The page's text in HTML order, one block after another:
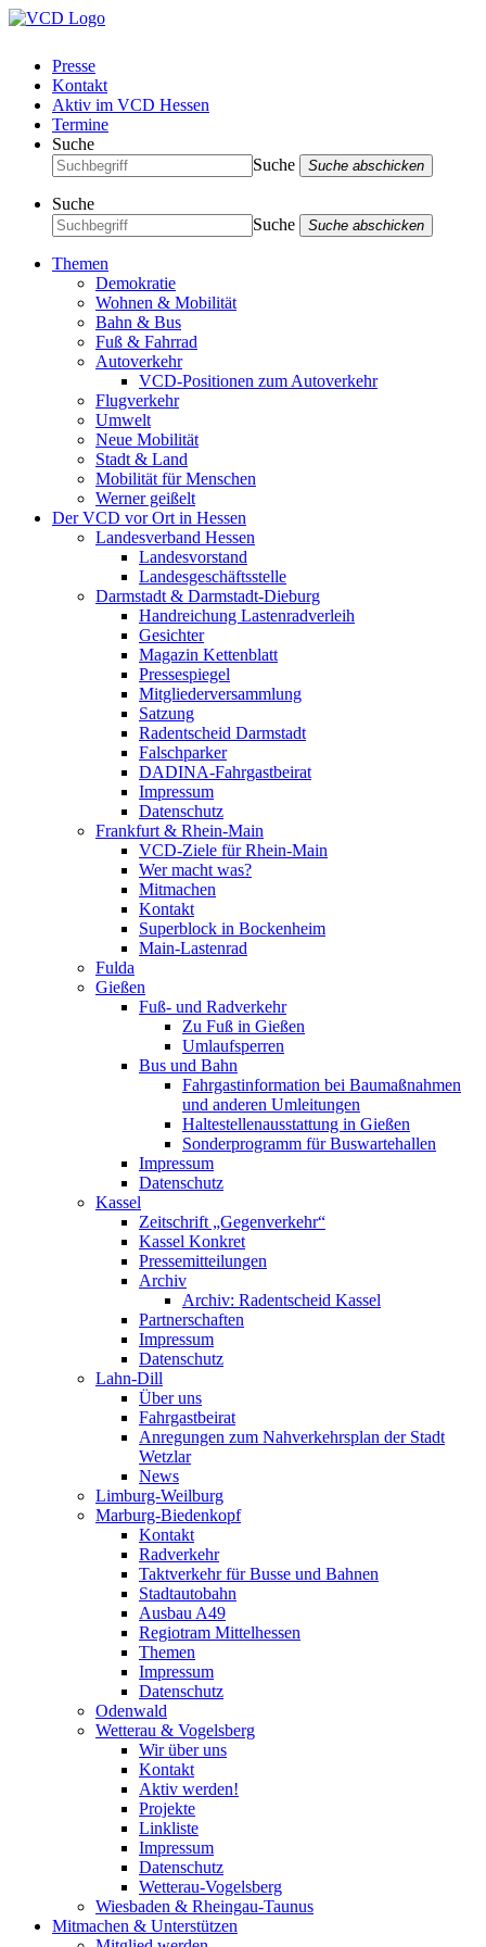
Presse
Kontakt
Aktiv im VCD Hessen
Termine
Suche
Suche
Suche abschicken
Suche
Suche
Suche abschicken
Themen
Demokratie
Wohnen & Mobilität
Bahn & Bus
Fuß & Fahrrad
Autoverkehr
VCD-Positionen zum Autoverkehr
Flugverkehr
Umwelt
Neue Mobilität
Stadt & Land
Mobilität für Menschen
Werner geißelt
Der VCD vor Ort in Hessen
Landesverband Hessen
Landesvorstand
Landesgeschäftsstelle
Darmstadt & Darmstadt-Dieburg
Handreichung Lastenradverleih
Gesichter
Magazin Kettenblatt
Pressespiegel
Mitgliederversammlung
Satzung
Radentscheid Darmstadt
Falschparker
DADINA-Fahrgastbeirat
Impressum
Datenschutz
Frankfurt & Rhein-Main
VCD-Ziele für Rhein-Main
Wer macht was?
Mitmachen
Kontakt
Superblock in Bockenheim
Main-Lastenrad
Fulda
Gießen
Fuß- und Radverkehr
Zu Fuß in Gießen
Umlaufsperren
Bus und Bahn
Fahrgastinformation bei Baumaßnahmen
und anderen Umleitungen
Haltestellenausstattung in Gießen
Sonderprogramm für Buswartehallen
Impressum
Datenschutz
Kassel
Zeitschrift „Gegenverkehr“
Kassel Konkret
Pressemitteilungen
Archiv
Archiv: Radentscheid Kassel
Partnerschaften
Impressum
Datenschutz
Lahn-Dill
Über uns
Fahrgastbeirat
Anregungen zum Nahverkehrsplan der Stadt
Wetzlar
News
Limburg-Weilburg
Marburg-Biedenkopf
Kontakt
Radverkehr
Taktverkehr für Busse und Bahnen
Stadtautobahn
Ausbau A49
Regiotram Mittelhessen
Themen
Impressum
Datenschutz
Odenwald
Wetterau & Vogelsberg
Wir über uns
Kontakt
Aktiv werden!
Projekte
Linkliste
Impressum
Datenschutz
Wetterau-Vogelsberg
Wiesbaden & Rheingau-Taunus
Mitmachen & Unterstützen